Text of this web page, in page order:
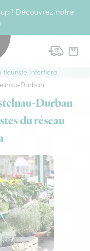
! Découvrez notre
fleuriste Interflora
Durban
Durban
du réseau